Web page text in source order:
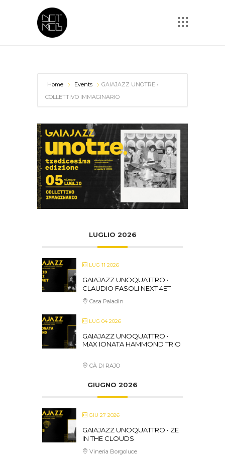
Home Events
GAIAJAZZ UNOTRE •
COLLETTIVO IMMAGINARIO
LUGLIO 2026
LUG 11 2026
GAIAJAZZ UNOQUATTRO •
CLAUDIO FASOLI NEXT 4ET
Casa Paladin
LUG 04 2026
GAIAJAZZ UNOQUATTRO •
MAX IONATA HAMMOND TRIO
CÀ DI RAJO
GIUGNO 2026
GIU 27 2026
GAIAJAZZ UNOQUATTRO • ZE
IN THE CLOUDS
Vineria Borgoluce